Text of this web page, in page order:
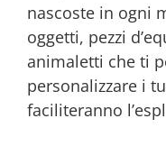
nascoste in ogni
oggetti, pezzi
animaletti che ti
personalizzare i
faciliteranno